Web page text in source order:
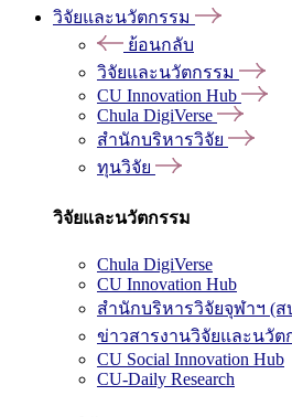
วิจัยและนวัตกรรม
ย้อนกลับ
วิจัยและนวัตกรรม
CU Innovation Hub
Chula DigiVerse
สำนักบริหารวิจัย
ทุนวิจัย
วิจัยและนวัตกรรม
Chula DigiVerse
CU Innovation Hub
สำนักบริหารวิจัยจุฬาฯ (ส
ข่าวสารงานวิจัยและนวัต
CU Social Innovation Hub
CU-Daily Research